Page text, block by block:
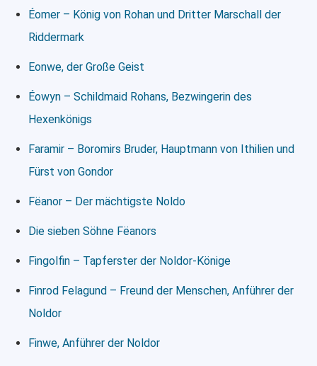
Éomer – König von Rohan und Dritter Marschall der
Riddermark
Eonwe, der Große Geist
Éowyn – Schildmaid Rohans, Bezwingerin des
Hexenkönigs
Faramir – Boromirs Bruder, Hauptmann von Ithilien und
Fürst von Gondor
Fëanor – Der mächtigste Noldo
Die sieben Söhne Fëanors
Fingolfin – Tapferster der Noldor-Könige
Finrod Felagund – Freund der Menschen, Anführer der
Noldor
Finwe, Anführer der Noldor